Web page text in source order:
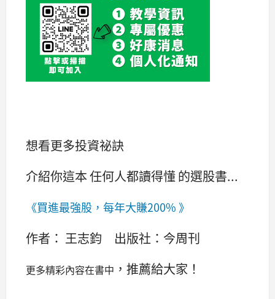
想看更多投資祕訣
介紹你這本 任何人都讀得懂 的選股書...
《買進最強股，每年大賺200%》
作者： 王志鈞 出版社：今周刊
更多精彩內容在書中 ，推薦給大家！